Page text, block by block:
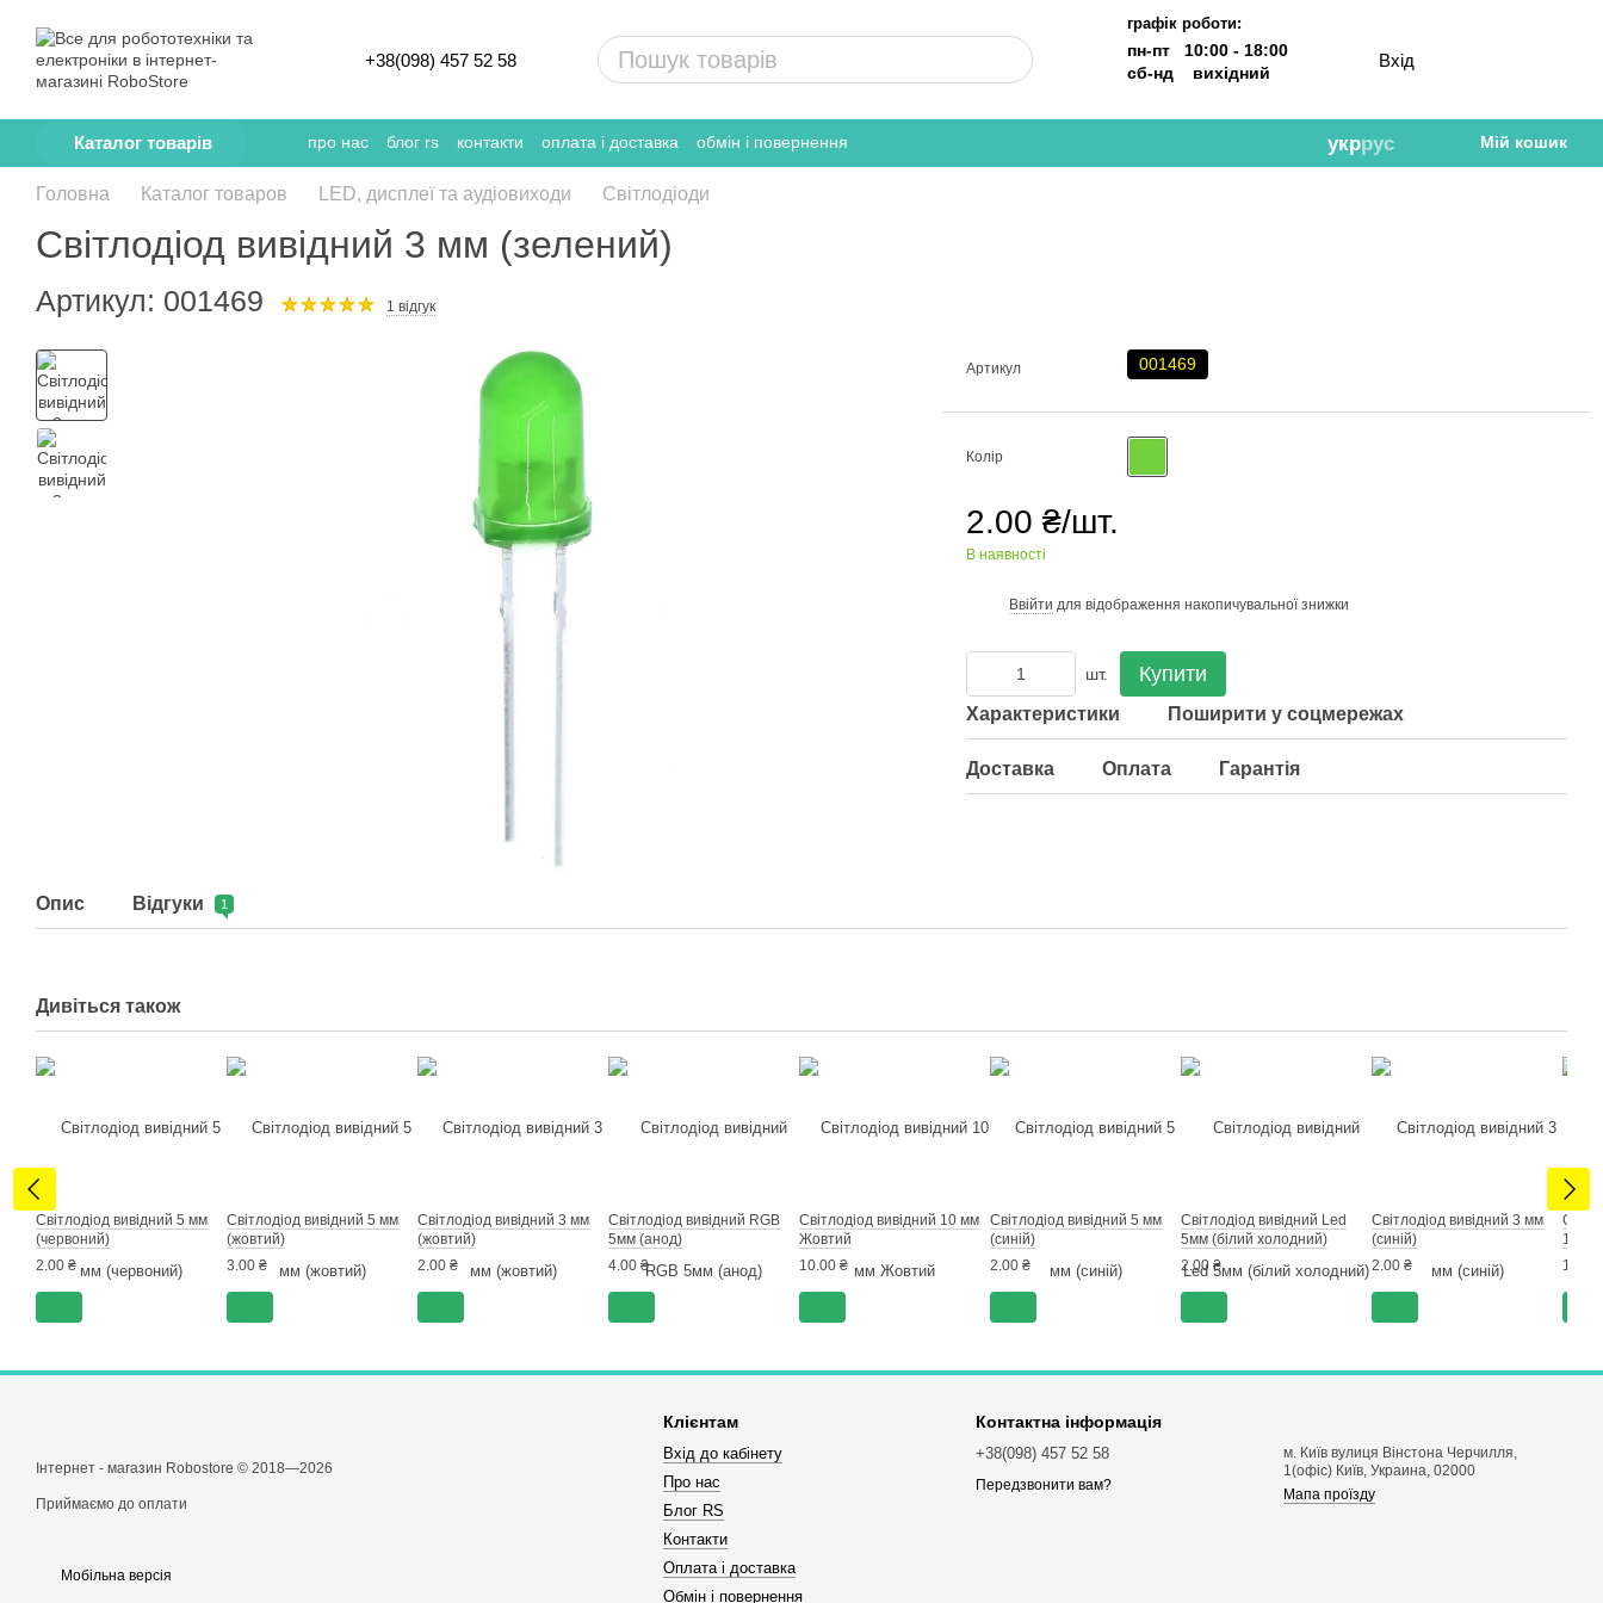
+38(098) 457 52 58
графік роботи:
пн-пт 10:00 - 18:00
сб-нд вихідний
Вхід
Каталог товарів про нас блог rs контакти оплата і доставка обмін і повернення укррус Мій кошик
Головна Каталог товаров LED, дисплеї та аудіовиходи Світлодіоди
Світлодіод вивідний 3 мм (зелений)
Артикул: 001469 1 відгук
Артикул 001469
Колір
2.00 ₴/шт.
В наявності
Ввійти для відображення накопичувальної знижки
шт. Купити
Характеристики Поширити у соцмережах
Доставка Оплата Гарантія
Опис Відгуки 1
Дивіться також
Світлодіод вивідний 5 мм
(червоний)
2.00 ₴
Світлодіод вивідний 5 мм
(жовтий)
3.00 ₴
Світлодіод вивідний 3 мм
(жовтий)
2.00 ₴
Світлодіод вивідний RGB
5мм (анод)
4.00 ₴
Світлодіод вивідний 10 мм
Жовтий
10.00 ₴
Світлодіод вивідний 5 мм
(синій)
2.00 ₴
Світлодіод вивідний Led
5мм (білий холодний)
2.00 ₴
Світлодіод вивідний 3 мм
(синій)
2.00 ₴
10мм
10.00
Інтернет - магазин Robostore © 2018—2026
Приймаємо до оплати
Мобільна версія
Клієнтам
Вхід до кабінету
Про нас
Блог RS
Контакти
Оплата і доставка
Обмін і повернення
Контактна інформація
+38(098) 457 52 58
Передзвонити вам?
м. Київ вулиця Вінстона Черчилля,
1(офіс) Київ, Украина, 02000
Мапа проїзду